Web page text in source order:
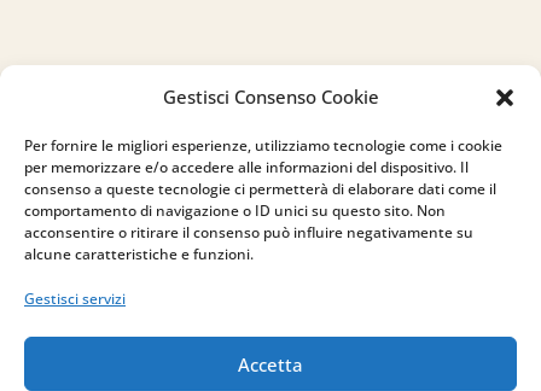
Gestisci Consenso Cookie
Per fornire le migliori esperienze, utilizziamo tecnologie come i cookie
per memorizzare e/o accedere alle informazioni del dispositivo. Il
consenso a queste tecnologie ci permetterà di elaborare dati come il
comportamento di navigazione o ID unici su questo sito. Non
acconsentire o ritirare il consenso può influire negativamente su
alcune caratteristiche e funzioni.
Gestisci servizi
Accetta
83030 Venticano (AV)
Email
info@studiopizzano.it
P.IVA